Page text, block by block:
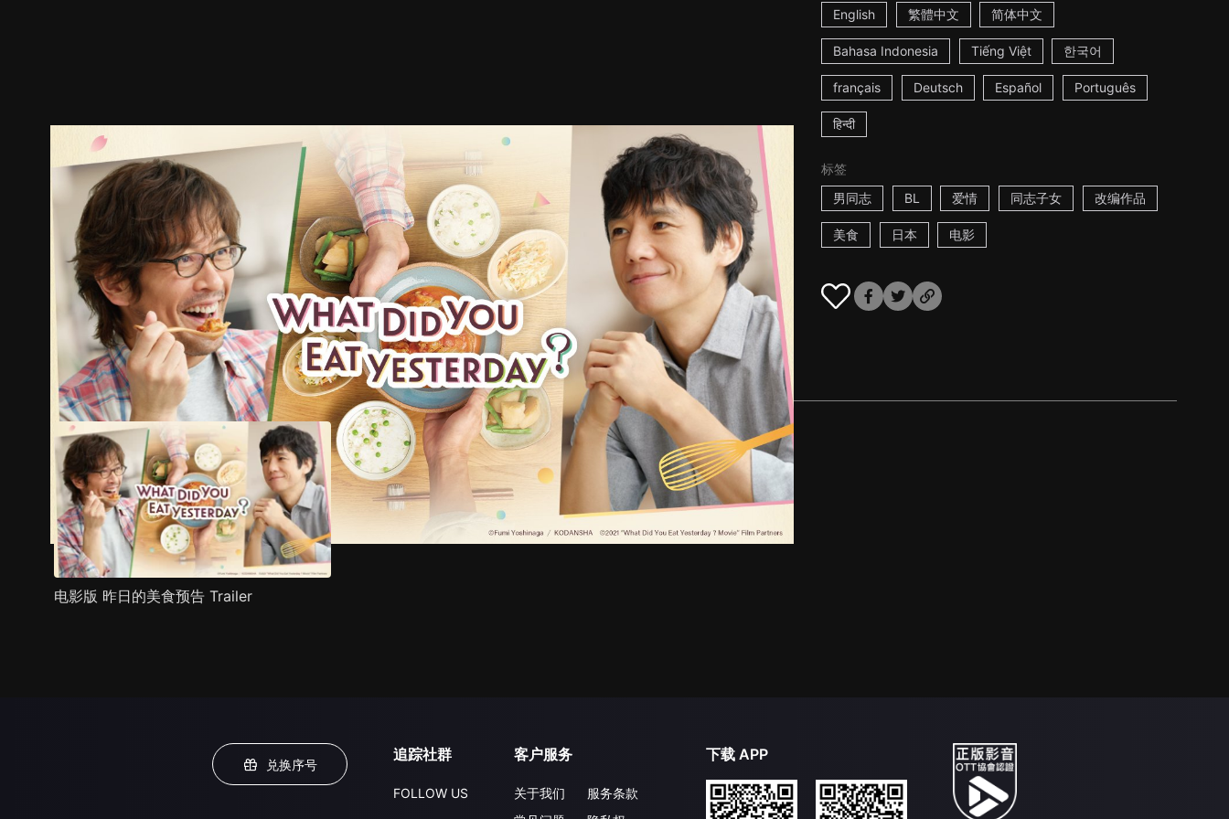
English 繁體中文 简体中文
Bahasa Indonesia Tiếng Việt 한국어
français Deutsch Español Português
हिन्दी
标签
男同志
BL 爱情 同志子女 改编作品
美食 日本 电影
预告 剧照 推荐影片 剧情介绍
电影版 昨日的美食预告 Trailer
兑换序号
追踪社群
FOLLOW US
客户服务
关于我们
服务条款
下载 APP